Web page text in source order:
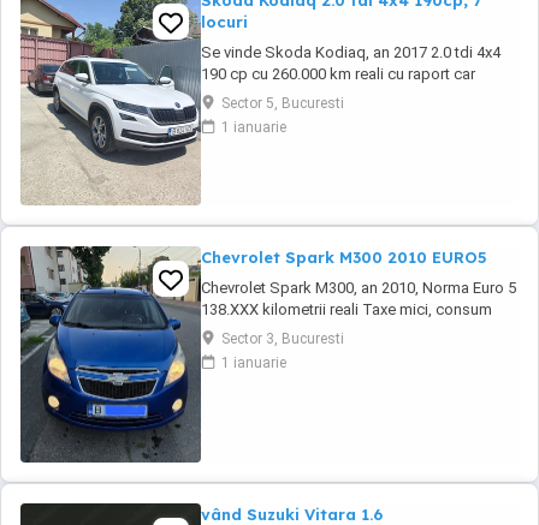
locuri
Se vinde Skoda Kodiaq, an 2017 2.0 tdi 4x4
190 cp cu 260.000 km reali cu raport car
vertical. La 253.000 km s-a efectuat revizie cu
facturi la: ulei+filtre, plăcute frână, rulment
spate, schimbat ulei dsg , cutie transfer, grup
Sector 5, Bucuresti
1 ianuarie
Chevrolet Spark M300 2010 EURO5
Chevrolet Spark M300, an 2010, Norma Euro 5
138.XXX kilometrii reali Taxe mici, consum
mic 5-6% in oras, costuri mici de intretinere
Dotari: -Motor 1.0 16v 68cp, Euro 5, Distributie
Lant -AC manual functional -ABS -Proiectoare
Sector 3, Bucuresti
1 ianuarie
vând Suzuki Vitara 1.6